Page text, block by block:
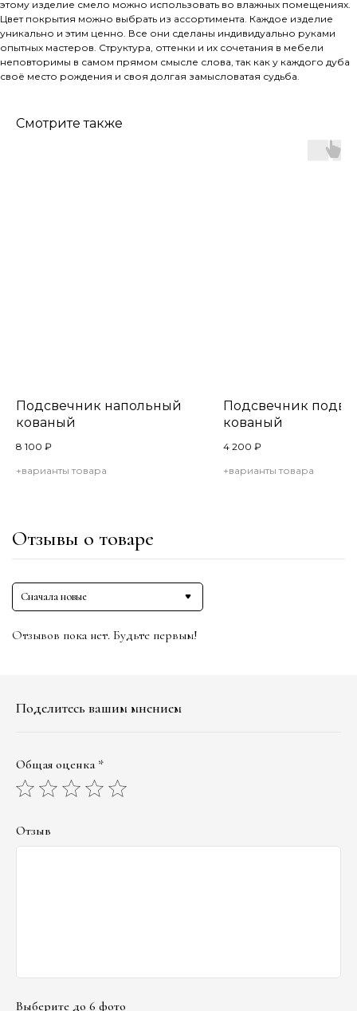
этому изделие смело можно использовать во влажных помещениях.
Цвет покрытия можно выбрать из ассортимента. Каждое изделие
уникально и этим ценно. Все они сделаны индивидуально руками
опытных мастеров. Структура, оттенки и их сочетания в мебели
неповторимы в самом прямом смысле слова, так как у каждого дуба
своё место рождения и своя долгая замысловатая судьба.
Смотрите также
Подсвечник напольный
кованый
8 100 ₽
+варианты товара
Подсвечник
кованый
4 200 ₽
+варианты товара
Отзывы о товаре
Сначала новые
Отзывов пока нет. Будьте первым!
Поделитесь вашим мнением
Общая оценка *
Отзыв
Выберите до 6 фото